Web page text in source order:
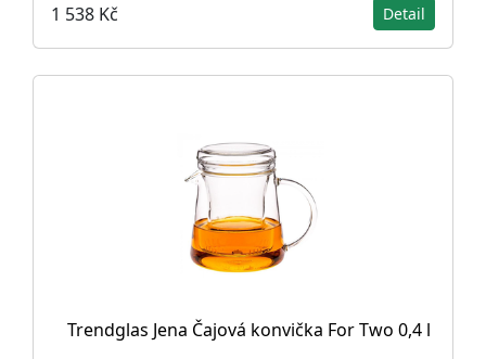
1 538 Kč Detail
Trendglas Jena Čajová konvička For Two 0,4 l